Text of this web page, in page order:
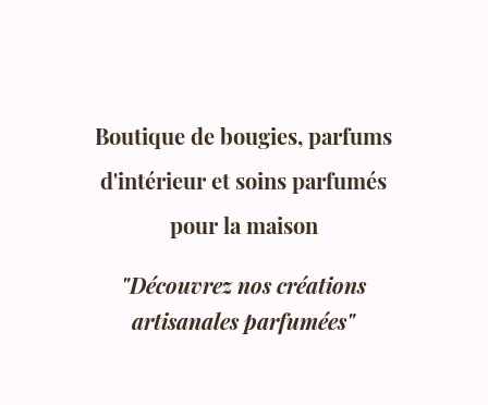
Boutique de bougies, parfums
d'intérieur et soins parfumés
pour la maison
"Découvrez nos créations
artisanales parfumées"